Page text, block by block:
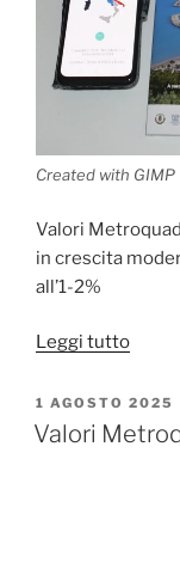
Created with GIMP
Valori
in crescita
all’1-2%
Leggi tutto
PUBBLICATO
IL
1 AGOSTO 2025
Valori